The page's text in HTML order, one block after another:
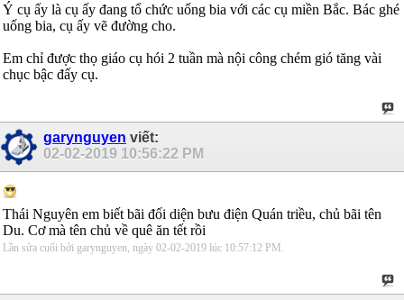
Ý cụ ấy là cụ ấy đang tổ chức uống bia với các cụ miền Bắc. Bác ghé
uống bia, cụ ấy vẽ đường cho.
Em chỉ được thọ giáo cụ hói 2 tuần mà nội công chém gió tăng vài
chục bậc đấy cụ.
garynguyen viết:
02-02-2019 10:56:22 PM
Thái Nguyên em biết bãi đối diện bưu điện Quán triều, chủ bãi tên
Du. Cơ mà tên chủ về quê ăn tết rồi
Lần sửa cuối bởi garynguyen, ngày 02-02-2019 lúc 10:57:12 PM .